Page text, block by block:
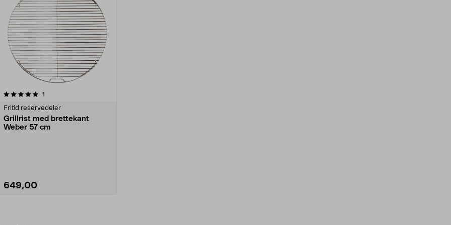
1
Fritid reservedeler
Grillrist med brettekant
Weber 57 cm
649,00